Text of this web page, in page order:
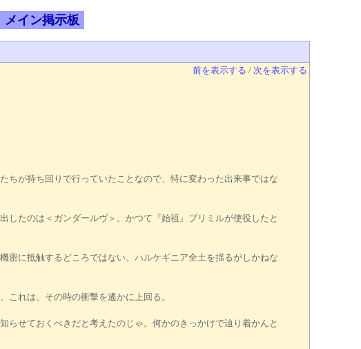
メイン掲示板
前を表示する / 次を表示する
が持ち回りで行っていたことなので、特に変わった出来事ではな
たのは＜ガンダールヴ＞。かつて『始祖』ブリミルが使役したと
に抵触するどころではない。ハルケギニア全土を揺るがしかねな
れは、その時の衝撃を遙かに上回る。
せておくべきだと考えたのじゃ。何かのきっかけで辿り着かんと